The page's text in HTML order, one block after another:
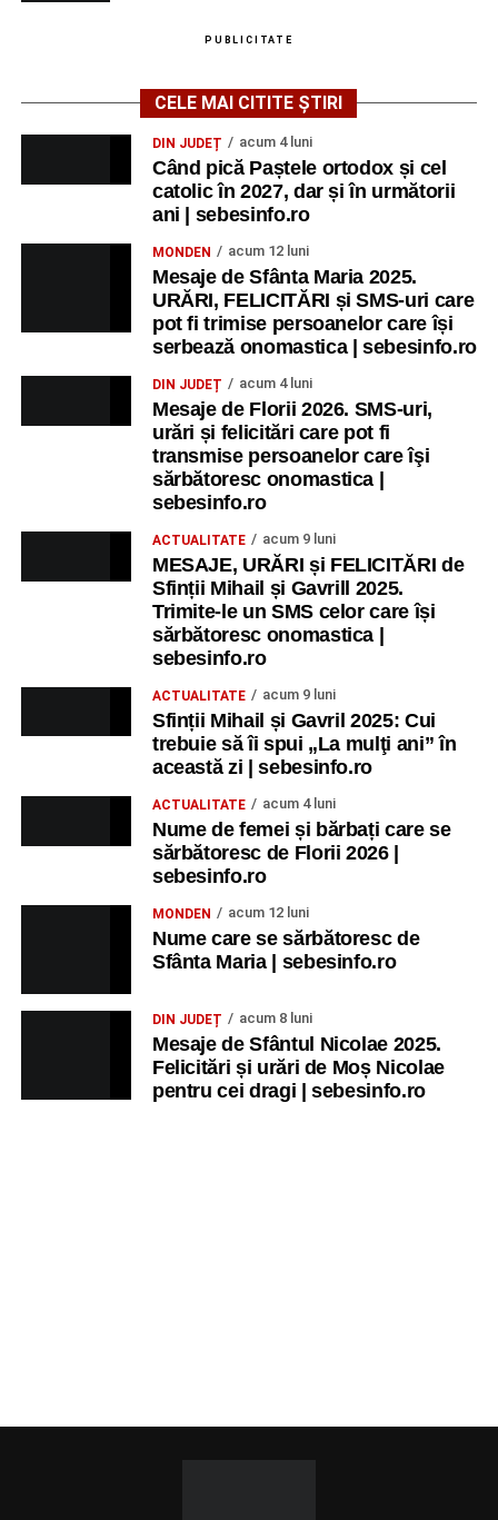
PUBLICITATE
CELE MAI CITITE ȘTIRI
DIN JUDEȚ acum 4 luni
Când pică Paștele ortodox și cel
catolic în 2027, dar și în următorii
ani | sebesinfo.ro
MONDEN acum 12 luni
Mesaje de Sfânta Maria 2025.
URĂRI, FELICITĂRI și SMS-uri care
pot fi trimise persoanelor care își
serbează onomastica | sebesinfo.ro
DIN JUDEȚ acum 4 luni
Mesaje de Florii 2026. SMS-uri,
urări și felicitări care pot fi
transmise persoanelor care îşi
sărbătoresc onomastica |
sebesinfo.ro
ACTUALITATE acum 9 luni
MESAJE, URĂRI și FELICITĂRI de
Sfinții Mihail și Gavrill 2025.
Trimite-le un SMS celor care își
sărbătoresc onomastica |
sebesinfo.ro
ACTUALITATE acum 9 luni
Sfinții Mihail și Gavril 2025: Cui
trebuie să îi spui „La mulţi ani” în
această zi | sebesinfo.ro
ACTUALITATE acum 4 luni
Nume de femei și bărbați care se
sărbătoresc de Florii 2026 |
sebesinfo.ro
MONDEN acum 12 luni
Nume care se sărbătoresc de
Sfânta Maria | sebesinfo.ro
DIN JUDEȚ acum 8 luni
Mesaje de Sfântul Nicolae 2025.
Felicitări și urări de Moș Nicolae
pentru cei dragi | sebesinfo.ro